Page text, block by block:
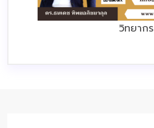
วิทยากร